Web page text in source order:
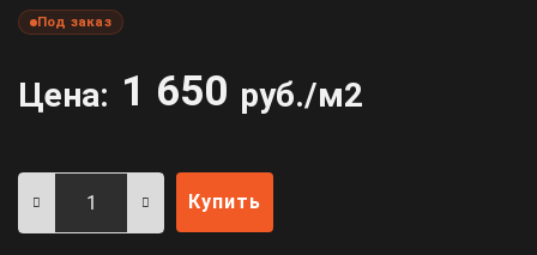
Под заказ
Цена: 1 650 руб./м2
Купить